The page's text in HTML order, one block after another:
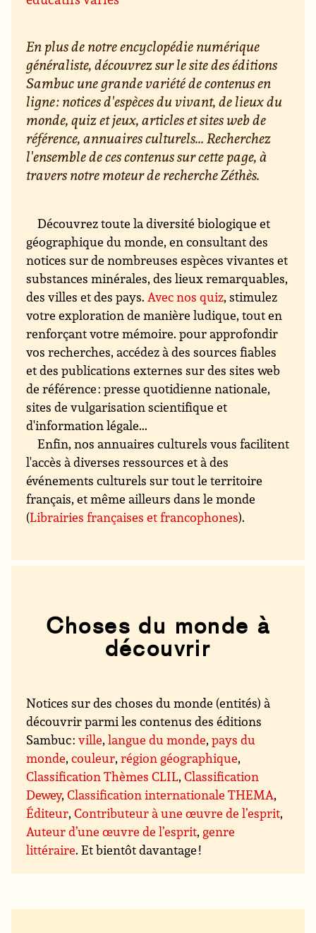
En plus de notre encyclopédie numérique
généraliste, découvrez sur le site des éditions
Sambuc une grande variété de contenus en
ligne : notices d'espèces du vivant, de lieux du
monde, quiz et jeux, articles et sites web de
référence, annuaires culturels... Recherchez
l'ensemble de ces contenus sur cette page, à
travers notre moteur de recherche Zéthès.
Découvrez toute la diversité biologique et
géographique du monde, en consultant des
notices sur de nombreuses espèces vivantes et
substances minérales, des lieux remarquables,
des villes et des pays.Avec nos quiz, stimulez
votre exploration de manière ludique, tout en
renforçant votre mémoire. pour approfondir
vos recherches, accédez à des sources fiables
et des publications externes sur des sites web
de référence : presse quotidienne nationale,
sites de vulgarisation scientifique et
d'information légale...
Enfin, nos annuaires culturels vous facilitent
l'accès à diverses ressources et à des
événements culturels sur tout le territoire
français, et même ailleurs dans le monde
(Librairies françaises et francophones).
Choses du monde à
découvrir
Notices sur des choses du monde (entités) à
découvrir parmi les contenus des éditions
Sambuc :ville,langue du monde,pays du
monde,couleur,région géographique,
Classification Thèmes CLIL,Classification
Dewey,Classification internationale THEMA,
Éditeur,Contributeur à une œuvre de l’esprit,
Auteur d’une œuvre de l’esprit, genre
littéraire. Et bientôt davantage !